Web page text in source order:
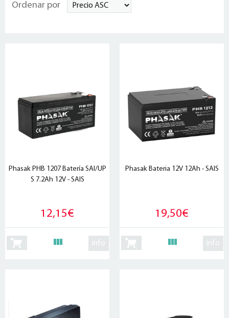
Ordenar por
Phasak PHB 1207 Batería SAI/UP
S 7.2Ah 12V - SAIS
12,15€
info
Phasak Bateria 12V 12Ah - SAIS
19,50€
info